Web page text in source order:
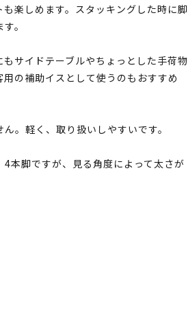
楽しめます。スタッキングした時に脚
。
サイドテーブルやちょっとした手荷物
の補助イスとして使うのもおすすめ
。軽く、取り扱いしやすいです。
本脚ですが、見る角度によって太さが